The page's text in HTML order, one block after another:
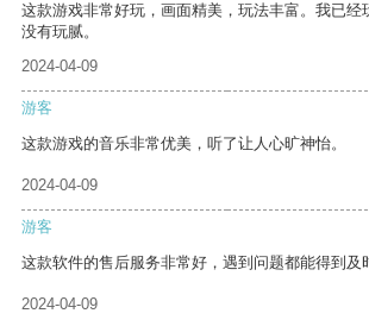
这款游戏非常好玩，画面精美，玩法丰富。我已经
没有玩腻。
2024-04-09
游客
这款游戏的音乐非常优美，听了让人心旷神怡。
2024-04-09
游客
这款软件的售后服务非常好，遇到问题都能得到及
2024-04-09